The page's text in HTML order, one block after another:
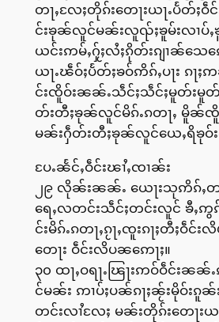
တႃႇလႄႈတိုၵ်းတေႃးယႃႉပႅတ်ႈ
င်းၶုၼ်လူင်မၼ်းလူၺ်ႈၶူမ်းလၢပ်ႇ
ယင်းဢမ်ႇႁႂ်ႈလႆႈၵိုတ်းၵျၢၼ်သေၵ
ယႃႉၽဵဝ်ႈပႅတ်ႈၶဝ်ဢိၵ်ႇပႃး ၵႃႈ
င်းၸိူဝ်းၼၼ်ႉသဵင်ႈသဵင်ႈမူတ်းမူတ်
တ်းတီႈၶုၼ်လူင်မိၵ်ႉၵတႃႇ မိူၼ်
မၼ်းႁဵတ်းတီႈၶုၼ်လူင်ယေႇရိၶုဝ်
ပႄႉၼႅင်ႇဝဵင်းၽၢႆႇၸၢၼ်း
၂၉ လိုၼ်းၼၼ်ႉ ယေႃးသုဢိၵ်ႇ
ရေႇလတင်းသဵင်ႈတင်းလူင် ၶီႇဢွ
င်းမိၵ်ႉၵတႃႇၵႂႃႇၸူးၵႃႈတီႈဝဵင်
တေႃး ဝဵင်းလိပၼဢေႃႈ။
၃၀ ထႃႇဝရႃႉၽြႃးဢဝ်ဝဵင်းၼ
င်မၼ်း ဢၢပ်ႈပၼ်ၵႃႈၼႂ်းမိုဝ်းၵူ
တင်းလၢႆလႄႈ မၼ်းတိုၵ်းတေႃးယ